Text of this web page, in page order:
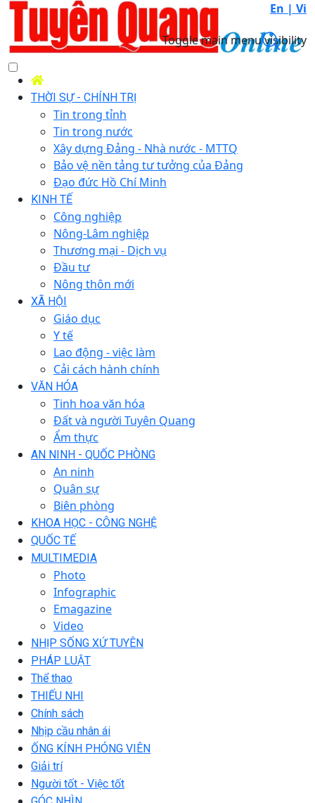
En | Vi
Toggle main menu visibility
THỜI SỰ - CHÍNH TRỊ
Tin trong tỉnh
Tin trong nước
Xây dựng Đảng - Nhà nước - MTTQ
Bảo vệ nền tảng tư tưởng của Đảng
Đạo đức Hồ Chí Minh
KINH TẾ
Công nghiệp
Nông-Lâm nghiệp
Thương mại - Dịch vụ
Đầu tư
Nông thôn mới
XÃ HỘI
Giáo dục
Y tế
Lao động - việc làm
Cải cách hành chính
VĂN HÓA
Tinh hoa văn hóa
Đất và người Tuyên Quang
Ẩm thực
AN NINH - QUỐC PHÒNG
An ninh
Quân sự
Biên phòng
KHOA HỌC - CÔNG NGHỆ
QUỐC TẾ
MULTIMEDIA
Photo
Infographic
Emagazine
Video
NHỊP SỐNG XỨ TUYÊN
PHÁP LUẬT
Thể thao
THIẾU NHI
Chính sách
Nhịp cầu nhân ái
ỐNG KÍNH PHÓNG VIÊN
Giải trí
Người tốt - Việc tốt